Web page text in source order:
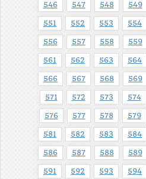
546 547 548 549
551 552 553 554
556 557 558 559
561 562 563 564
566 567 568 569
571 572 573 574
576 577 578 579
581 582 583 584
586 587 588 589
591 592 593 594